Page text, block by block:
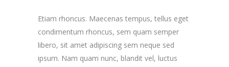
Etiam rhoncus. Maecenas tempus, tellus eget
condimentum rhoncus, sem quam semper
libero, sit amet adipiscing sem neque sed
ipsum. Nam quam nunc, blandit vel, luctus